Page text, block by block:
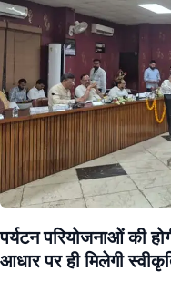
पर्यटन परियोजनाओं की
आधार पर ही मिलेगी